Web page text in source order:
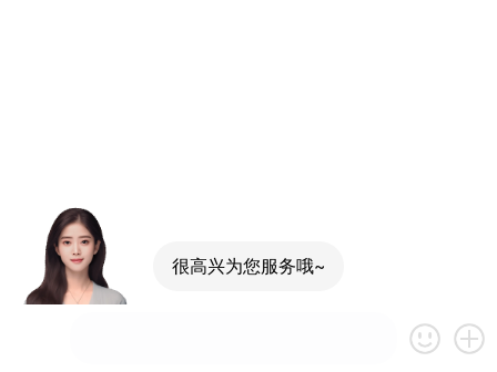
很高兴为您服务哦~